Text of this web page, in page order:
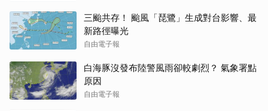
三颱共存！ 颱風「琵鷺」生成對台影響、最
新路徑曝光
自由電子報
白海豚沒發布陸警風雨卻較劇烈？ 氣象署點
原因
自由電子報